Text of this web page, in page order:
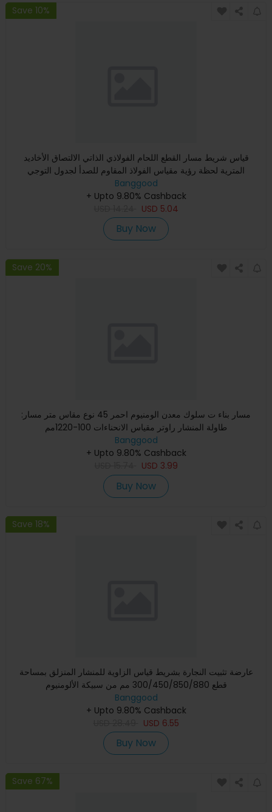
Save 10%
قياس شريط مسار القطع اللحام الفولاذي الذاتي الالتصاق الأخاديد
المترية لحظة رؤية مقياس الفولاذ المقاوم للصدأ لجدول التوجي
Banggood
+ Upto 9.80% Cashback
USD 5.04
Buy Now
Save 20%
:مسار بناء ت سلوك معدن الومنيوم احمر 45 نوع مقاس متر مسار
طاولة المنشار راوتر مقياس الانحناءات 100-1220مم
Banggood
+ Upto 9.80% Cashback
USD 3.99
Buy Now
Save 18%
عارضة تثبيت النجارة بشريط قياس الزاوية للمنشار المنزلق بمساحة
قطع 300/450/850/880 مم من سبيكة الألومنيوم
Banggood
+ Upto 9.80% Cashback
USD 6.55
Buy Now
Save 67%